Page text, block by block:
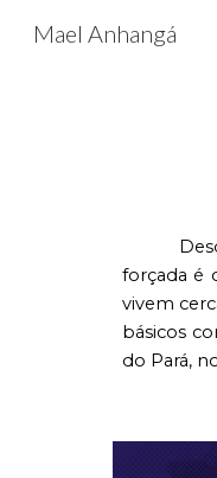
Mael Anhangá
forçada é
vivem
básicos
do Pará,